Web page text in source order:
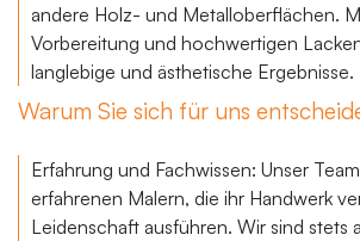
andere Holz- und Metalloberflächen.
Vorbereitung und hochwertigen
langlebige und ästhetische Ergebnisse.
Warum Sie sich für uns
Erfahrung und Fachwissen: Unser
erfahrenen Malern, die ihr Handwerk
Leidenschaft ausführen. Wir sind stets